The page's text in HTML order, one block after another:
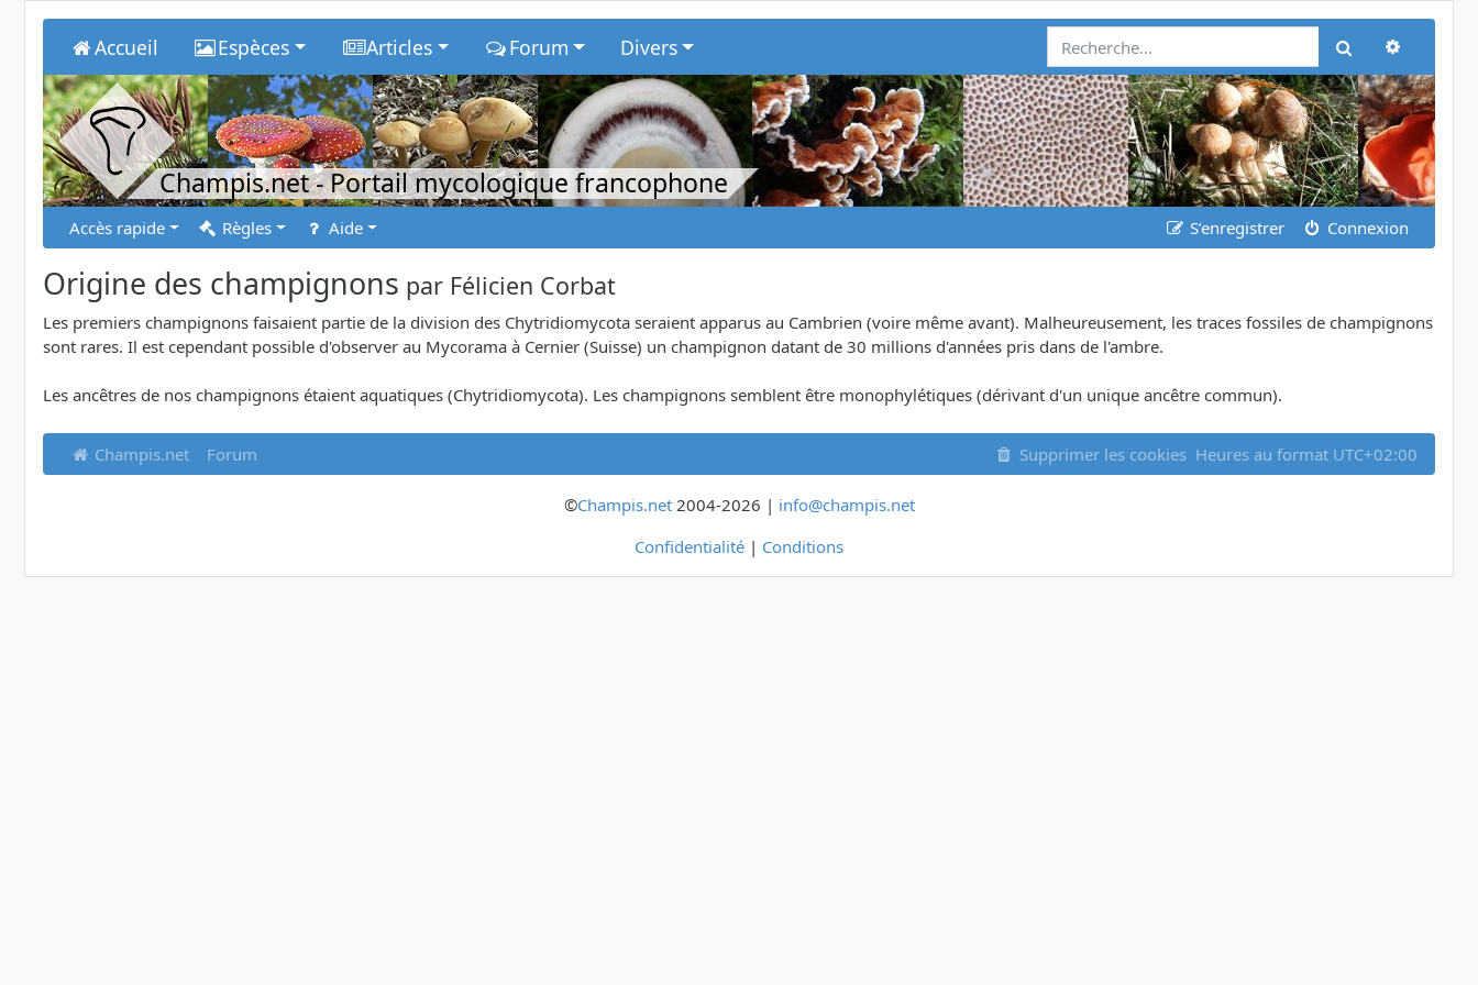
Accueil Espèces Articles Forum Divers Rechercher
Champis.net- Portail mycologique francophone
Accès rapide Règles Aide S’enregistrer Connexion
Origine des champignons par Félicien Corbat
Les premiers champignons faisaient partie de la division des Chytridiomycota seraient apparus au Cambrien (voire même avant). Malheureusement, les traces fossiles de champignons
sont rares. Il est cependant possible d'observer au Mycorama à Cernier (Suisse) un champignon datant de 30 millions d'années pris dans de l'ambre.
Les ancêtres de nos champignons étaient aquatiques (Chytridiomycota). Les champignons semblent être monophylétiques (dérivant d'un unique ancêtre commun).
Champis.net Forum Supprimer les cookies Heures au format UTC+02:00
©Champis.net2004-2026 | info@champis.net
Confidentialité | Conditions